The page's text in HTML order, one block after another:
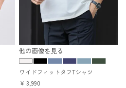
他の画像を見る
ワイドフィットタフTシャツ
¥ 3,990